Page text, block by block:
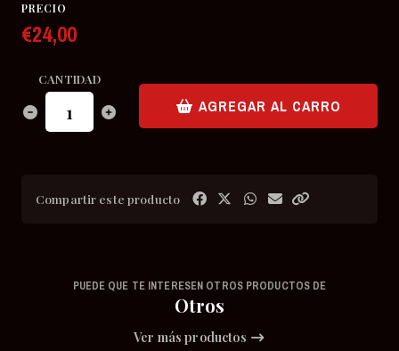
PRECIO
€24,00
CANTIDAD
AGREGAR AL CARRO
Compartir este producto
PUEDE QUE TE INTERESEN OTROS PRODUCTOS DE
Otros
Ver más productos